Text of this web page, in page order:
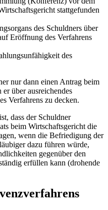
stattgefunden
des Schuldners über
Eröffnung des Verfahrens
des
nur dann einen Antrag beim
über ausreichendes
Verfahrens zu decken.
dass der Schuldner
beim Wirtschaftsgericht die
wenn die Befriedigung der
dazu führen würde,
gegenüber den
erfüllen kann (drohende